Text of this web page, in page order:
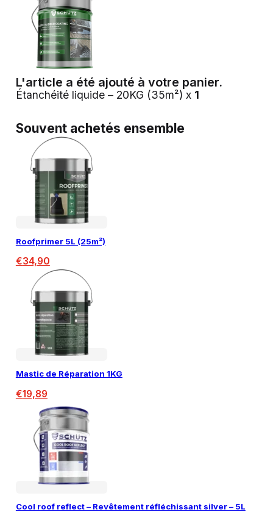
L'article a été ajouté à votre panier.
Étanchéité liquide – 20KG (35m²) x 1
Souvent achetés ensemble
Roofprimer 5L (25m²)
€34,90
Mastic de Réparation 1KG
€19,89
Cool roof reflect – Revêtement réfléchissant silver – 5L